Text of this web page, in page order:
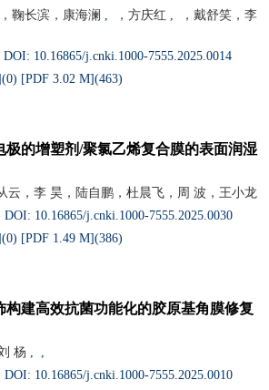
，鞠长滨，康海澜 , ，方庆红 ,
，戴舒笑，李
DOI: 10.16865/j.cnki.1000-7555.2025.0014
0) [PDF 3.02 M](463)
极的增塑剂/聚氯乙烯复合膜的表面润湿
云，李 昊，陆自鹏，杜晨飞，周 波，王小龙
DOI: 10.16865/j.cnki.1000-7555.2025.0030
0) [PDF 1.49 M](386)
构建高效抗菌功能化的胶原基角膜修复
杨 ,
,
DOI: 10.16865/j.cnki.1000-7555.2025.0010